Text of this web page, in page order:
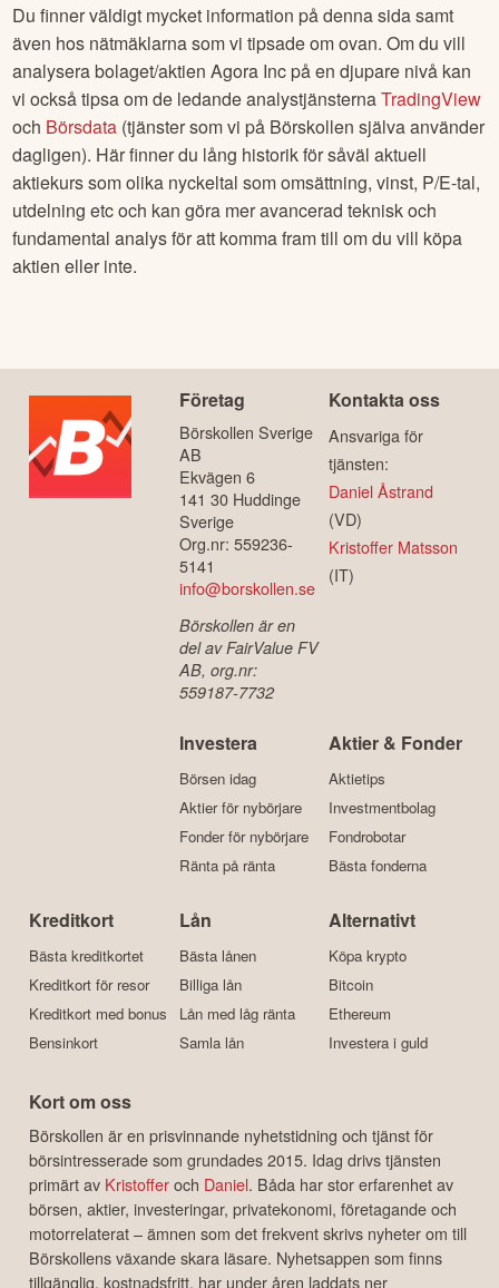
Du finner väldigt mycket information på denna sida samt
även hos nätmäklarna som vi tipsade om ovan. Om du vill
analysera bolaget/aktienAgora Inc på en djupare nivå kan
vi också tipsa om de ledande analystjänsternaTradingView
och Börsdata (tjänster som vi på Börskollen själva använder
dagligen). Här finner du lång historik för såväl aktuell
aktiekurs som olika nyckeltal som omsättning, vinst, P/E-tal,
utdelning etc och kan göra mer avancerad teknisk och
fundamental analys för att komma fram till om du vill köpa
aktien eller inte.
Företag
Börskollen Sverige
AB
Ekvägen 6
141 30 Huddinge
Sverige
Org.nr: 559236-
5141
info@borskollen.se
Börskollen är en
del av FairValue FV
AB, org.nr:
559187-7732
Kontakta oss
Ansvariga för
tjänsten:
Daniel Åstrand
(VD)
Kristoffer Matsson
(IT)
Investera
Börsen idag
Aktier för nybörjare
Fonder för nybörjare
Ränta på ränta
Aktier & Fonder
Aktietips
Investmentbolag
Fondrobotar
Bästa fonderna
Kreditkort
Bästa kreditkortet
Kreditkort för resor
Kreditkort med bonus
Bensinkort
Lån
Bästa lånen
Billiga lån
Lån med låg ränta
Samla lån
Alternativt
Köpa krypto
Bitcoin
Ethereum
Investera i guld
Kort om oss
Börskollen är en prisvinnande nyhetstidning och tjänst för
börsintresserade som grundades 2015. Idag drivs tjänsten
primärt av Kristofferoch Daniel. Båda har stor erfarenhet av
börsen, aktier, investeringar, privatekonomi, företagande och
motorrelaterat – ämnen som det frekvent skrivs nyheter om till
Börskollens växande skara läsare. Nyhetsappen som finns
tillgänglig, kostnadsfritt, har under åren laddats ner